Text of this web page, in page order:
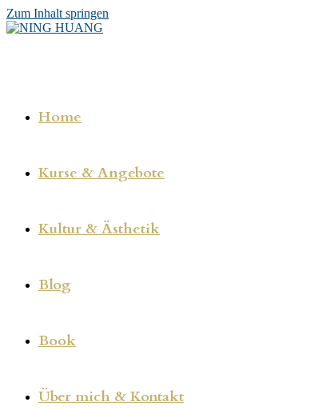
Zum Inhalt springen
Home
Kurse & Angebote
Kultur & Ästhetik
Blog
Book
Über mich & Kontakt